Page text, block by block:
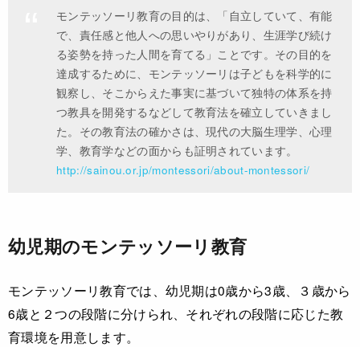
モンテッソーリ教育の目的は、「自立していて、有能
で、責任感と他人への思いやりがあり、生涯学び続け
る姿勢を持った人間を育てる」ことです。その目的を
達成するために、モンテッソーリは子どもを科学的に
観察し、そこからえた事実に基づいて独特の体系を持
つ教具を開発するなどして教育法を確立していきまし
た。その教育法の確かさは、現代の大脳生理学、心理
学、教育学などの面からも証明されています。
http://sainou.or.jp/montessori/about-montessori/
幼児期のモンテッソーリ教育
モンテッソーリ教育では、幼児期は0歳から3歳、３歳から
6歳と２つの段階に分けられ、それぞれの段階に応じた教
育環境を用意します。